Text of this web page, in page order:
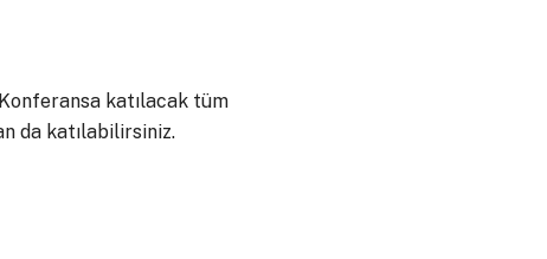
katılacak tüm
da katılabilirsiniz.